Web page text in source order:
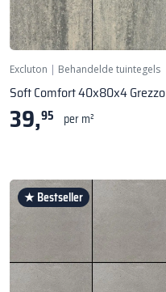
Excluton | Behandelde tuintegels
Soft Comfort 40x80x4 Grezzo
39,95 per m²
★ Bestseller